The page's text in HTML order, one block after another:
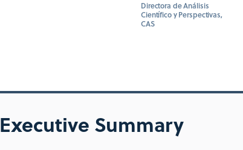
Directora de Análisis
Científico y Perspectivas,
CAS
Executive Summary